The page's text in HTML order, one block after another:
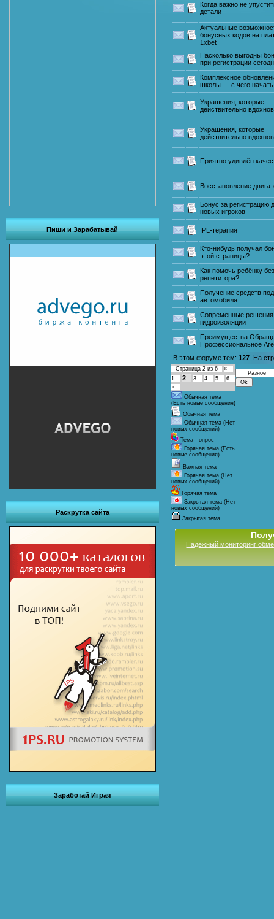
Пиши и Зарабатывай
Раскрутка сайта
Заработай Играя
Когда важно не
детали
Актуальные
бонусных кодов на
1xbet
Насколько выгодны
при регистрации
Комплексное
школы — с чего начать
Украшения, которые
действительно
Украшения, которые
действительно
Приятно удивлён
Восстановление
Бонус за регистрацию
новых игроков
IPL-терапия
Кто-нибудь получал
этой страницы?
Как помочь ребёнку без
репетитора?
Получение средств под
автомобиля
Современные решения
гидроизоляции
Преимущества
Профессиональное
В этом форуме тем: 127 . На
Страница 2 из 6
«
1
2 3 4 5
6
»
Обычная тема
(Есть новые сообщения)
Обычная тема
Обычная тема (Нет
новых сообщений)
Тема - опрос
Горячая тема (Есть
новые сообщения)
Важная тема
Горячая тема (Нет
новых сообщений)
Горячая тема
Закрытая тема (Нет
новых сообщений)
Закрытая тема
Надежный мониторинг